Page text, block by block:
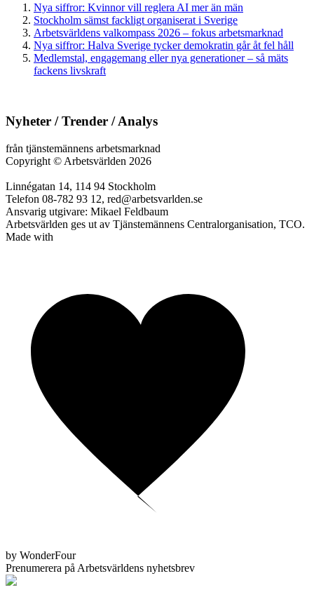
Nya siffror: Kvinnor vill reglera AI mer än män
Stockholm sämst fackligt organiserat i Sverige
Arbetsvärldens valkompass 2026 – fokus arbetsmarknad
Nya siffror: Halva Sverige tycker demokratin går åt fel håll
Medlemstal, engagemang eller nya generationer – så mäts
fackens livskraft
Nyheter / Trender / Analys
från tjänstemännens arbetsmarknad
Copyright © Arbetsvärlden 2026
Linnégatan 14, 114 94 Stockholm
Telefon 08-782 93 12, red@arbetsvarlden.se
Ansvarig utgivare: Mikael Feldbaum
Arbetsvärlden ges ut av Tjänstemännens Centralorganisation, TCO.
Made with
by WonderFour
Prenumerera på Arbetsvärldens nyhetsbrev